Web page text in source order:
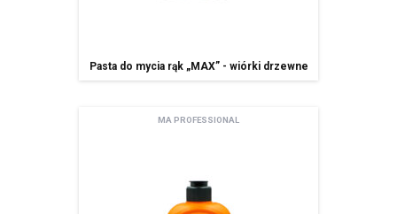
Pasta do mycia rąk „MAX” - wiórki drzewne
MA PROFESSIONAL